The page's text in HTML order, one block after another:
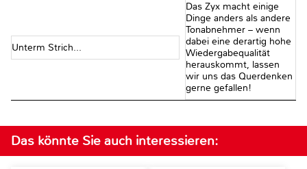
Unterm Strich...
Das Zyx macht einige
Dinge anders als andere
Tonabnehmer – wenn
dabei eine derartig hohe
Wiedergabequalität
herauskommt, lassen
wir uns das Querdenken
gerne gefallen!
Das könnte Sie auch interessieren: